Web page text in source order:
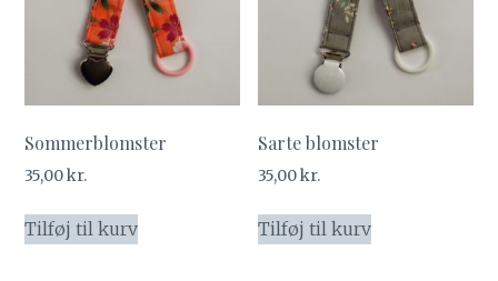
Sommerblomster
35,00kr.
Tilføj til kurv
Sarte blomster
35,00kr.
Tilføj til kurv